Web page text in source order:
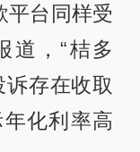
平台同样受
道，“桔多
诉存在收取
化利率高